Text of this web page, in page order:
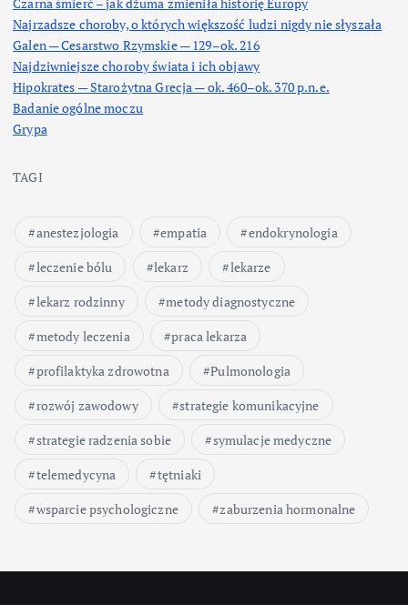
Najrzadsze choroby, o których większość ludzi nigdy nie słyszała
Galen — Cesarstwo Rzymskie — 129–ok. 216
Najdziwniejsze choroby świata i ich objawy
Hipokrates — Starożytna Grecja — ok. 460–ok. 370 p.n.e.
Badanie ogólne moczu
Grypa
TAGI
anestezjologia empatia
endokrynologia
leczenie bólu
lekarz
lekarze
lekarz rodzinny
metody diagnostyczne
metody leczenia
praca lekarza
profilaktyka zdrowotna
Pulmonologia
rozwój zawodowy
strategie komunikacyjne
strategie radzenia sobie
symulacje medyczne
telemedycyna
tętniaki
wsparcie psychologiczne
zaburzenia hormonalne